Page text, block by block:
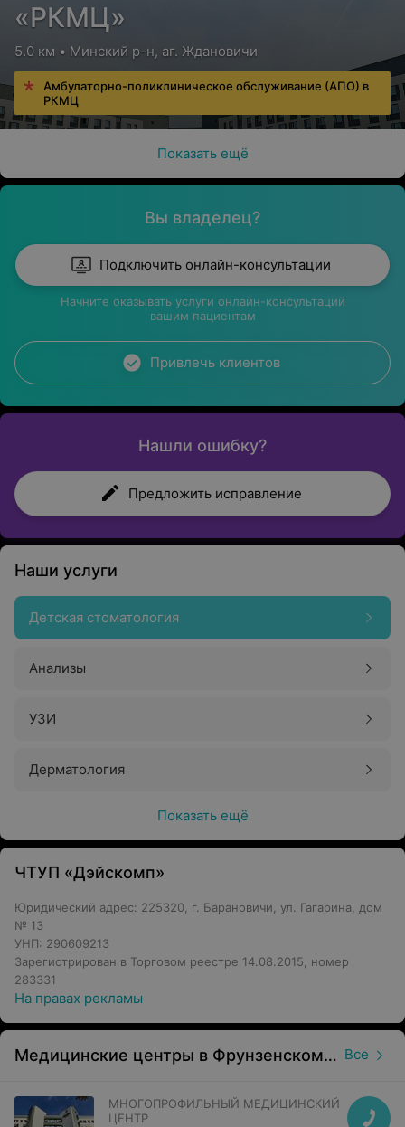
«РКМЦ»
5.0 км • Минский р-н, аг. Ждановичи
Амбулаторно-поликлиническое обслуживание (АПО) в
РКМЦ
Показать ещё
Вы владелец?
Подключить онлайн-консультации
Начните оказывать услуги онлайн-консультаций
вашим пациентам
Привлечь клиентов
Нашли ошибку?
Предложить исправление
Наши услуги
Детская стоматология
Анализы
УЗИ
Дерматология
Показать ещё
ЧТУП «Дэйскомп»
Юридический адрес: 225320, г. Барановичи, ул. Гагарина, дом
№ 13
УНП: 290609213
Зарегистрирован в Торговом реестре 14.08.2015, номер
283331
На правах рекламы
Медицинские центры в Фрунзенском районе в Минске Все
МНОГОПРОФИЛЬНЫЙ МЕДИЦИНСКИЙ
ЦЕНТР